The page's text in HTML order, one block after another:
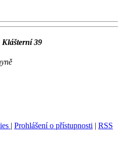
39
| Prohlášení o přístupnosti | RSS